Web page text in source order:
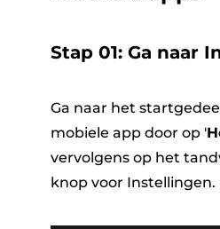
Stap 01: Ga naar
Ga naar het
mobiele app door op '
vervolgens op het
knop voor Instellingen.